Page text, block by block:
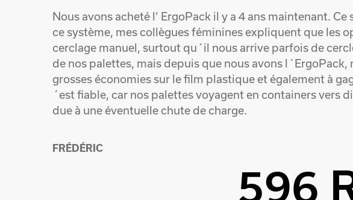
Nous avons acheté l’ ErgoPack il y a 4 ans maintenant.
ce système, mes collègues féminines expliquent que les
cerclage manuel, surtout qu´il nous arrive parfois de
de nos palettes, mais depuis que nous avons
grosses économies sur le film plastique et également à
´est fiable, car nos palettes voyagent en containers
due à une éventuelle chute de charge.
FRÉDÉRIC
596